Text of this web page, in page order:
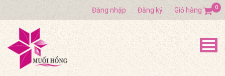
Đăng nhập Đăng ký Giỏ hàng 0